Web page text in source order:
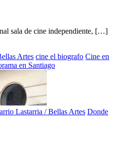
sala de cine independiente, […]
Artes cine el biografo Cine en
en Santiago
Lastarria / Bellas Artes Donde